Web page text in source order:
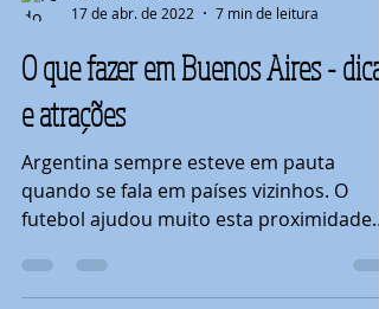
17 de abr. de 2022
7 min de leitura
O que fazer em Buenos Aires - dicas
e atrações
Argentina sempre esteve em pauta
futebol ajudou muito esta proximidade
entre Brazucas e Hermanos....